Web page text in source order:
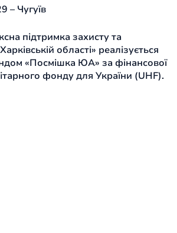
– Чугуїв
підтримка захисту та
області» реалізується
«Посмішка ЮА» за фінансової
фонду для України (UHF).